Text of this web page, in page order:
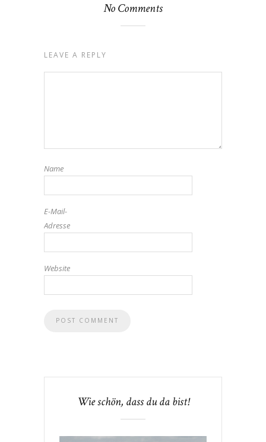
No Comments
LEAVE A REPLY
Name
E-Mail-
Adresse
Website
Wie schön, dass du da bist!